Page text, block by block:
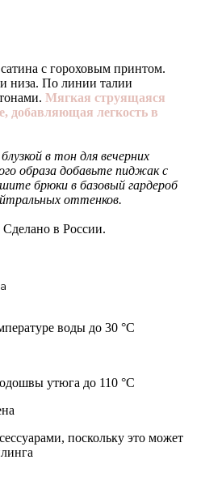
с гороховым принтом.
низа. По линии талии
Мягкая струящаяся
добавляющая легкость в
в тон для вечерних
образа добавьте пиджак с
брюки в базовый гардероб
оттенков.
Сделано в России.
воды до 30 °C
утюга до 110 °C
поскольку это может